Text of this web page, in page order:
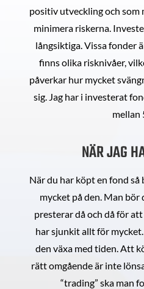
positiv utveckling och som
minimera riskerna.
långsiktiga. Vissa fonder
finns olika risknivåer,
påverkar hur mycket
sig. Jag har i investerat
mellan
NÄR JAG
När du har köpt en fond
mycket på den. Man bör
presterar då och då för
har sjunkit allt för
den växa med tiden. Att
rätt omgående är inte
“trading” ska man